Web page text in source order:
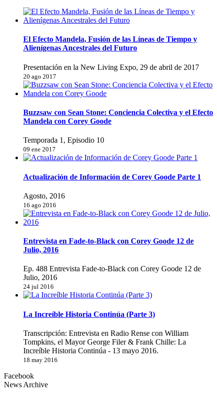
El Efecto Mandela, Fusión de las Líneas de Tiempo y
Alienígenas Ancestrales del Futuro
Presentación en la New Living Expo, 29 de abril de 2017
20 ago 2017
Buzzsaw con Sean Stone: Conciencia Colectiva y el Efecto
Mandela con Corey Goode
Temporada 1, Episodio 10
09 ene 2017
Actualización de Información de Corey Goode Parte 1
Agosto, 2016
16 ago 2016
Entrevista en Fade-to-Black con Corey Goode 12 de
Julio, 2016
Ep. 488 Entrevista Fade-to-Black con Corey Goode 12 de
Julio, 2016
24 jul 2016
La Increíble Historia Continúa (Parte 3)
Transcripción: Entrevista en Radio Rense con William
Tompkins, el Mayor George Filer & Frank Chille: La
Increíble Historia Continúa - 13 mayo 2016.
18 may 2016
Facebook
News Archive